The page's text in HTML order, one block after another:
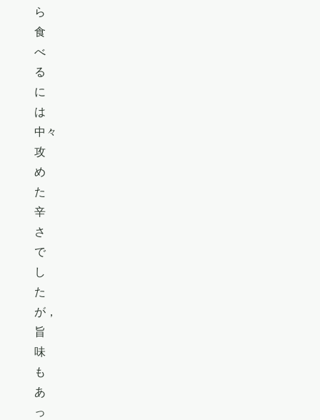
ら
食
べ
る
に
は
中々
攻
め
た
辛
さ
で
し
た
が，
旨
味
も
あ
っ